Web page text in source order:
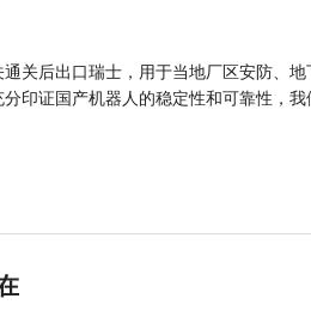
关后出口瑞士，用于当地厂区安防、
印证国产机器人的稳定性和可靠性，我